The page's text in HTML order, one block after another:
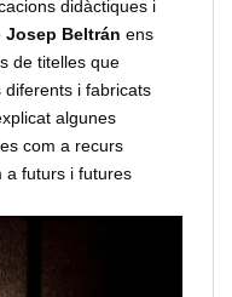
didàctiques i
Josep Beltrán ens
de titelles que
i fabricats
algunes
com a recurs
a futurs i futures